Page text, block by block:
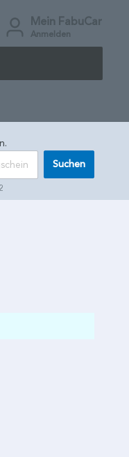
Mein FabuCar
Anmelden
Suchen